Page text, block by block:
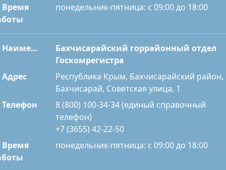
Время
понедельник-пятница: с 09:00 до 18:00
Наименование
Бахчисарайский горрайонный отдел
Госкомрегистра
Адрес
Республика Крым, Бахчисарайский район,
Бахчисарай, Советская улица, 1
Телефон
8 (800) 100-34-34 (единый справочный
телефон)
+7 (3655) 42-22-50
Время
понедельник-пятница: с 09:00 до 18:00